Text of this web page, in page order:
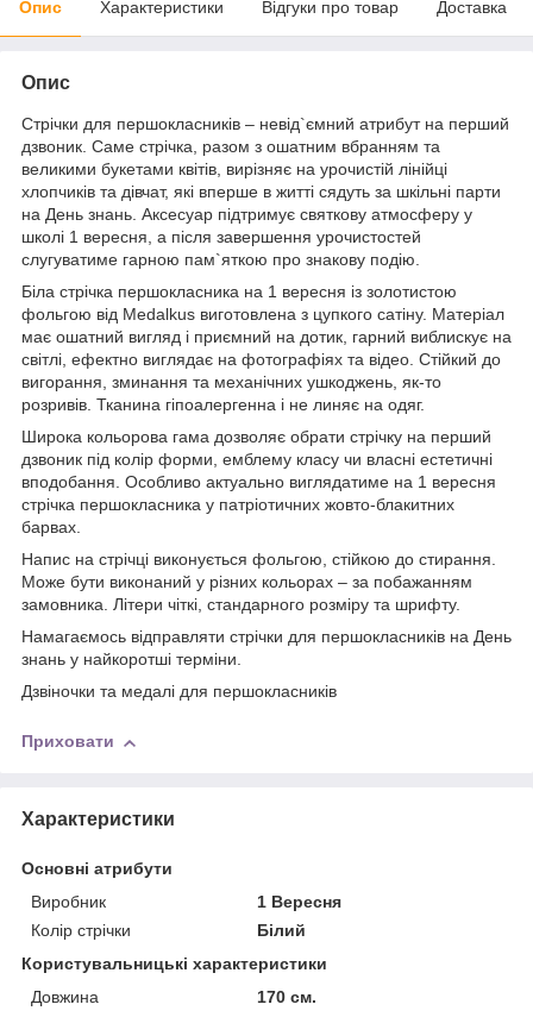
Опис Характеристики Відгуки про товар Доставка
Опис
Стрічки для першокласників – невід`ємний атрибут на перший
дзвоник. Саме стрічка, разом з ошатним вбранням та
великими букетами квітів, вирізняє на урочистій лінійці
хлопчиків та дівчат, які вперше в житті сядуть за шкільні парти
на День знань. Аксесуар підтримує святкову атмосферу у
школі 1 вересня, а після завершення урочистостей
слугуватиме гарною пам`яткою про знакову подію.
Біла стрічка першокласника на 1 вересня із золотистою
фольгою від Medalkus виготовлена з цупкого сатіну. Матеріал
має ошатний вигляд і приємний на дотик, гарний виблискує на
світлі, ефектно виглядає на фотографіях та відео. Стійкий до
вигорання, зминання та механічних ушкоджень, як-то
розривів. Тканина гіпоалергенна і не линяє на одяг.
Широка кольорова гама дозволяє обрати стрічку на перший
дзвоник під колір форми, емблему класу чи власні естетичні
вподобання. Особливо актуально виглядатиме на 1 вересня
стрічка першокласника у патріотичних жовто-блакитних
барвах.
Напис на стрічці виконується фольгою, стійкою до стирання.
Може бути виконаний у різних кольорах – за побажанням
замовника. Літери чіткі, стандарного розміру та шрифту.
Намагаємось відправляти стрічки для першокласників на День
знань у найкоротші терміни.
Дзвіночки та медалі для першокласників
Приховати
Характеристики
Основні атрибути
Виробник
1 Вересня
Колір стрічки
Білий
Користувальницькі характеристики
Довжина
170 см.